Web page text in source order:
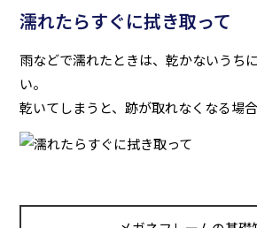
濡れたらすぐに拭き取って
雨などで濡れたときは、乾かないうち
い。
乾いてしまうと、跡が取れなくなる場合